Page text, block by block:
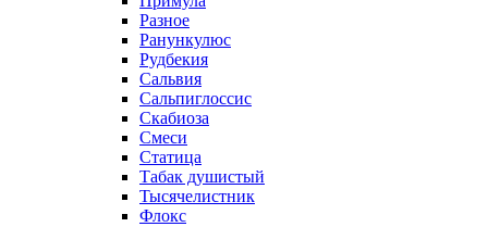
Разное
Ранункулюс
Рудбекия
Сальвия
Сальпиглоссис
Скабиоза
Смеси
Статица
Табак душистый
Тысячелистник
Флокс